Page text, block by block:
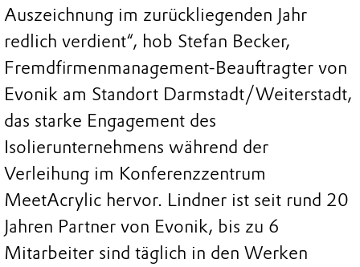
Auszeichnung im zurückliegenden Jahr
redlich verdient“, hob Stefan Becker,
Fremdfirmenmanagement-Beauftragter von
Evonik am Standort Darmstadt/Weiterstadt,
das starke Engagement des
Isolierunternehmens während der
Verleihung im Konferenzzentrum
MeetAcrylic hervor. Lindner ist seit rund 20
Jahren Partner von Evonik, bis zu 6
Mitarbeiter sind täglich in den Werken